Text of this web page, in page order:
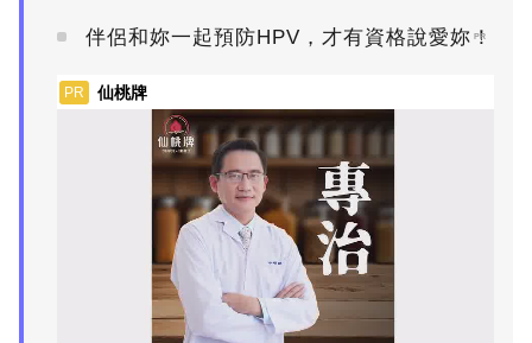
伴侶和妳一起預防HPV，才有資格說愛妳！
PR
PR 仙桃牌